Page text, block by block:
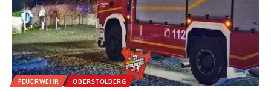
FEUERWEHR OBERSTOLBERG